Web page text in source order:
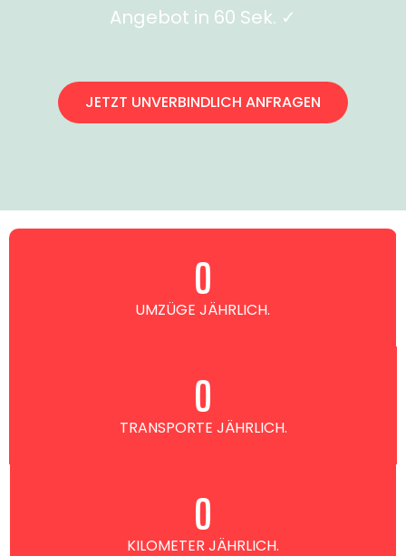
Angebot in 60 Sek. ✓
JETZT UNVERBINDLICH ANFRAGEN
UMZÜGE JÄHRLICH.
0
TRANSPORTE JÄHRLICH.
0
KILOMETER JÄHRLICH.
0